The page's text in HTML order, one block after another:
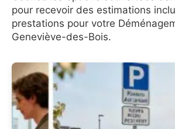
pour recevoir des estimations
prestations pour votre
Geneviève-des-Bois.